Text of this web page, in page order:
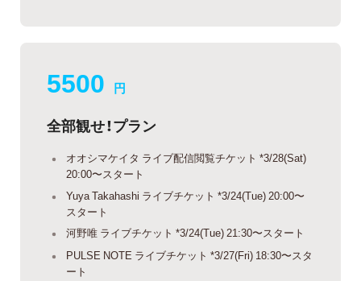
5500 円
全部観せ！プラン
オオシマケイタ ライブ配信閲覧チケット *3/28(Sat)
20:00〜スタート
Yuya Takahashi ライブチケット *3/24(Tue) 20:00〜
スタート
河野唯 ライブチケット *3/24(Tue) 21:30〜スタート
PULSE NOTE ライブチケット *3/27(Fri) 18:30〜スタ
ート